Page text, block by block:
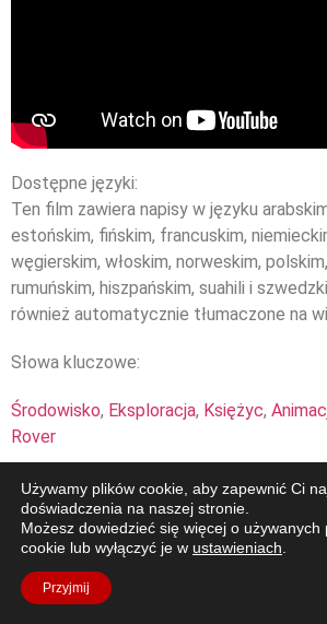
Dostępne języki:
Ten film zawiera napisy w języku
estońskim, fińskim, francuskim,
węgierskim, włoskim, norweskim,
rumuńskim, hiszpańskim, suahili i
również automatycznie tłumaczone na
Słowa kluczowe:
Środowisko, Eksploracja, Księżyc,
Rover
Używamy plików cookie, aby zapewnić Ci
doświadczenia na naszej stronie.
Możesz dowiedzieć się więcej o używanych
cookie lub wyłączyć je w ustawieniach
Przyjmij